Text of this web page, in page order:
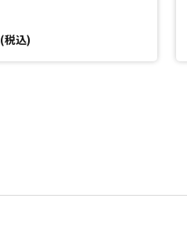
(税込)